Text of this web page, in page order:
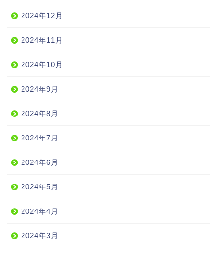
2024年12月
2024年11月
2024年10月
2024年9月
2024年8月
2024年7月
2024年6月
2024年5月
2024年4月
2024年3月